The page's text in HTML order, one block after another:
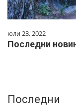
юли 23, 2022
Последни
Последни